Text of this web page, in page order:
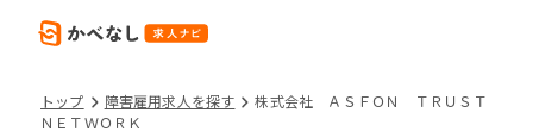
トップ 障害雇用求人を探す
株式会社 ＡＳＦＯＮ ＴＲＵＳＴ
ＮＥＴＷＯＲＫ